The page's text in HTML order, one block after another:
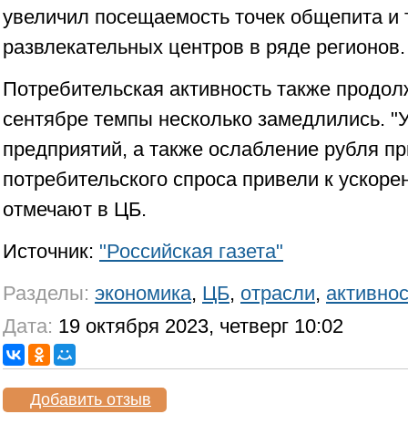
увеличил посещаемость точек общепита и
развлекательных центров в ряде регионов.
Потребительская активность также
сентябре темпы несколько замедлились.
предприятий, а также ослабление рубля
потребительского спроса привели к
отмечают в ЦБ.
Источник: "Российская газета"
Разделы: экономика, ЦБ, отрасли,
Дата: 19 октября 2023, четверг 10:02
Добавить отзыв